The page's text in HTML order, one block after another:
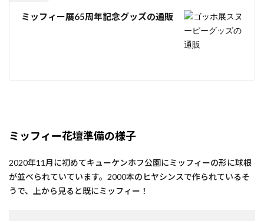
ミッフィー展65周年記念グッズの通販
ミッフィー花壇準備の様子
2020年11月に初めてキューケンホフ公園にミッフィーの形に球根
が並べられていています。2000本のヒヤシンスで作られているそ
うで、上から見ると既にミッフィー！